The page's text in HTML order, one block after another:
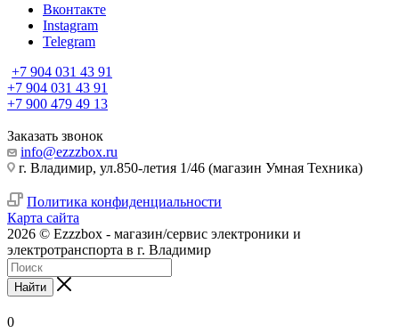
Вконтакте
Instagram
Telegram
+7 904 031 43 91
+7 904 031 43 91
+7 900 479 49 13
Заказать звонок
info@ezzzbox.ru
г. Владимир, ул.850-летия 1/46 (магазин Умная Техника)
Политика конфиденциальности
Карта сайта
2026 © Ezzzbox - магазин/сервис электроники и
электротранспорта в г. Владимир
Найти
0